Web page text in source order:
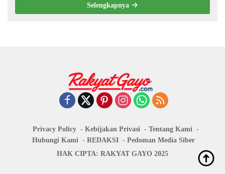
Selengkapnya
Privacy Policy Kebijakan Privasi
Tentang Kami
Hubungi Kami
REDAKSI
Pedoman Media Siber
HAK CIPTA: RAKYAT GAYO 2025